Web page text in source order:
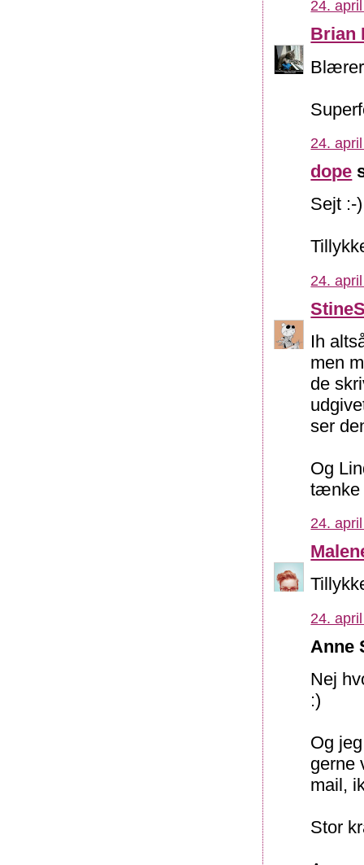
24.
Brian
24.
dope
Sejt :-)
24.
Ih
men
de
ser
Og
tænke
24.
24.
Anne
Nej
:)
Og
gerne
mail,
Stor